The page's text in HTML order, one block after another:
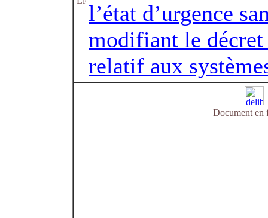
l’état d’urgence
modifiant le
relatif aux
Document en